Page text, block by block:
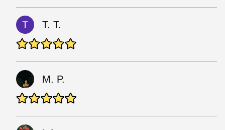
T. T.
M. P.